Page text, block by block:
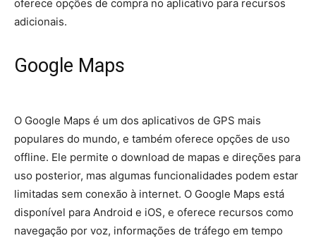
oferece opções de compra no aplicativo para recursos
adicionais.
Google Maps
O Google Maps é um dos aplicativos de GPS mais
populares do mundo, e também oferece opções de uso
offline. Ele permite o download de mapas e direções para
uso posterior, mas algumas funcionalidades podem estar
limitadas sem conexão à internet. O Google Maps está
disponível para Android e iOS, e oferece recursos como
navegação por voz, informações de tráfego em tempo